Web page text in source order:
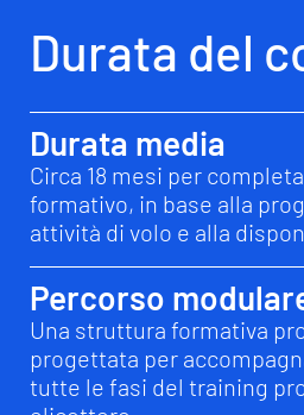
Requisiti di
Idoneità medica di 1ª
prima dell’inizio delle
suggerita ma non
l’iscrizione iniziale.
Selezione di ingresso:il
(Airline Transport Pilot
numero limitato e
di una selezione.